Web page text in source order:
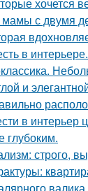
мамы с двумя
в интерьере.
и
в интерьер
глубоким.
строго,